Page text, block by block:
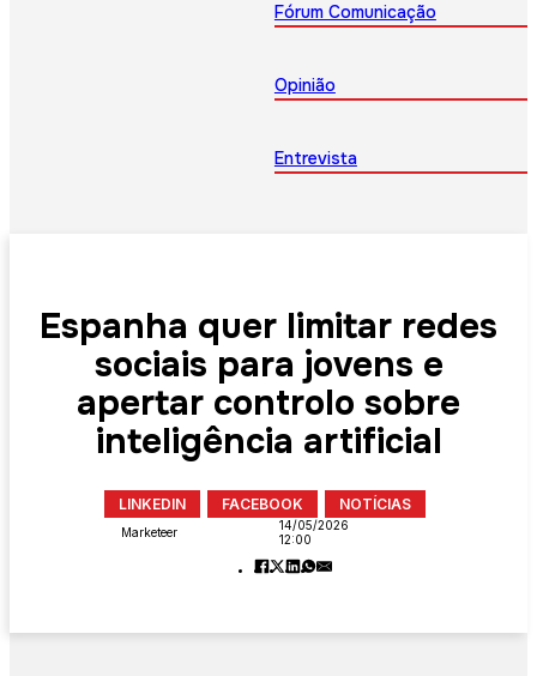
Fórum Comunicação
Opinião
Entrevista
Espanha quer limitar redes
sociais para jovens e
apertar controlo sobre
inteligência artificial
LINKEDIN FACEBOOK NOTÍCIAS
Marketeer
14/05/2026
12:00